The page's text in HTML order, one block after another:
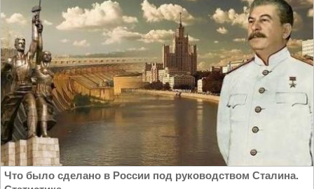
Что было сделано в России под руководством Сталина.